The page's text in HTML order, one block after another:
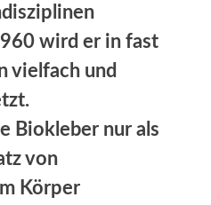
wird er in fast
vielfach und
Biokleber nur als
von
Körper